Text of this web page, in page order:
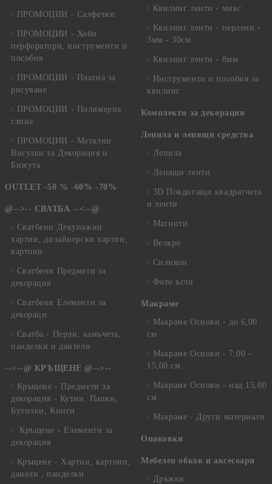
ПРОМОЦИИ - Салфетки
ПРОМОЦИИ - Хоби
перфоратори, инструменти и
пособия
ПРОМОЦИИ - Платна за
рисуване
ПРОМОЦИИ - Полимерна
глина
ПРОМОЦИИ - Метални
Висулки за Декорация и
Бижута
OUTLET -50 % -60% -70%
@-->-- СВАТБА --<--@
Сватбени Декупажни
хартии, дизайнерски хартии,
картони
Сватбени Предмети за
декорация
Сватбени Елементи за
декораци
Сватба - Перли, камъчета,
панделки и дантели
--<--@ КРЪЩЕНЕ @-->--
Кръщене - Предмети за
декорация - Кутии, Папки,
Бутилки, Книги
Кръщене - Елементи за
декорация
Кръщене - Хартии, картони,
данели , панделки
Квилинг ленти - микс
Квилинг ленти - перлени -
3мм - 30см.
Квилинг ленти - 8мм
Инструменти и пособия за
квилинг
Комплекти за декорация
Лепила и лепящи средства
Лепила
Лепящи ленти
3D Повдигащи квадратчета
и ленти
Магнити
Велкро
Силикон
Фото ъгли
Макраме
Макраме Основи - до 6,00
см
Макраме Основи - 7,00 -
15,00 см
Макраме Основи - над 15,00
см
Макраме - Други материали
Опаковки
Мебелен обков и аксесоари
Дръжки